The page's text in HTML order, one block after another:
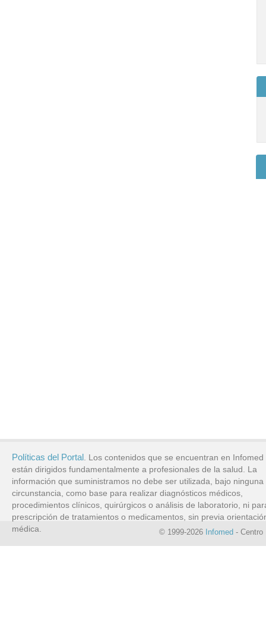
Políticas del Portal . Los contenidos que se encuentran en Infomed
están dirigidos fundamentalmente a profesionales de la salud. La
información que suministramos no debe ser utilizada, bajo ninguna
circunstancia, como base para realizar diagnósticos médicos,
procedimientos clínicos, quirúrgicos o análisis de laboratorio, ni
prescripción de tratamientos o medicamentos, sin previa
médica.
© 1999-2026 Infomed - Centro